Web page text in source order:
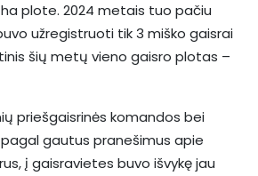
plote. 2024 metais tuo pačiu
užregistruoti tik 3 miško gaisrai
šių metų vieno gaisro plotas –
priešgaisrinės komandos bei
gautus pranešimus apie
į gaisravietes buvo išvykę jau